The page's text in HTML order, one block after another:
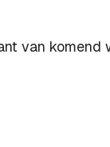
van komend